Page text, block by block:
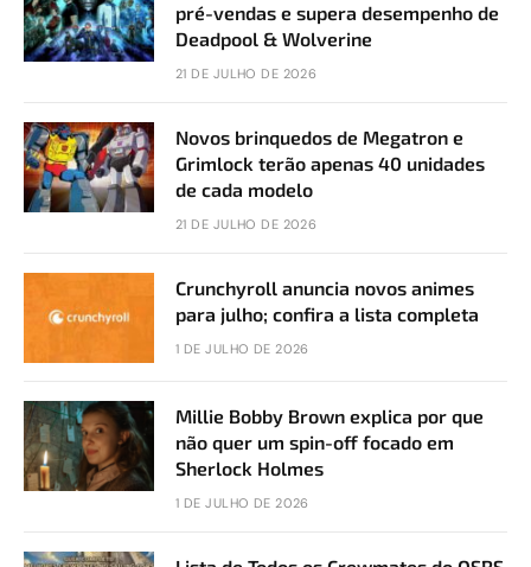
pré-vendas e supera desempenho de
Deadpool & Wolverine
21 DE JULHO DE 2026
Novos brinquedos de Megatron e
Grimlock terão apenas 40 unidades
de cada modelo
21 DE JULHO DE 2026
Crunchyroll anuncia novos animes
para julho; confira a lista completa
1 DE JULHO DE 2026
Millie Bobby Brown explica por que
não quer um spin-off focado em
Sherlock Holmes
1 DE JULHO DE 2026